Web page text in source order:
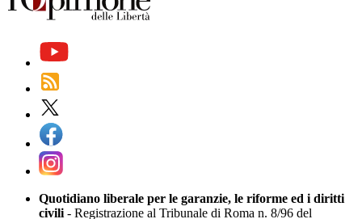
Quotidiano liberale per le garanzie, le riforme ed i diritti
civili - Registrazione al Tribunale di Roma n. 8/96 del